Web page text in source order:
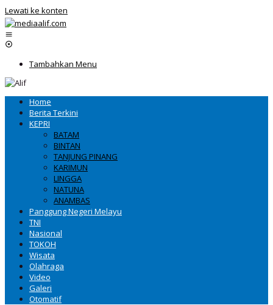
Lewati ke konten
Tambahkan Menu
Home
Berita Terkini
KEPRI
BATAM
BINTAN
TANJUNG PINANG
KARIMUN
LINGGA
NATUNA
ANAMBAS
Panggung Negeri Melayu
TNI
Nasional
TOKOH
Wisata
Olahraga
Video
Galeri
Otomatif